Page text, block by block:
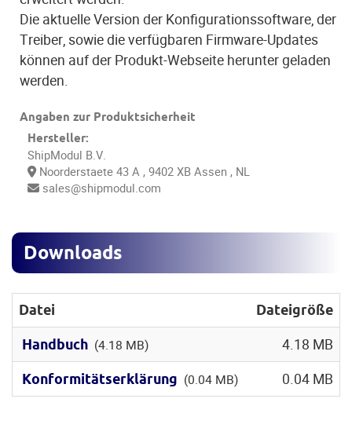
Die aktuelle Version der Konfigurationssoftware, der
Treiber, sowie die verfügbaren Firmware-Updates
können auf der Produkt-Webseite herunter geladen
werden.
Angaben zur Produktsicherheit
Hersteller:
ShipModul B.V.
Noorderstaete 43 A , 9402 XB Assen , NL
sales@shipmodul.com
Downloads
Datei Dateigröße
Handbuch (4.18 MB) 4.18 MB
Konformitätserklärung (0.04 MB) 0.04 MB